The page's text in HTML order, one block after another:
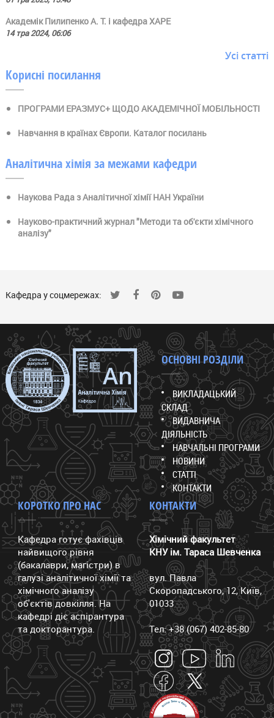
Академік Пилипенко А. Т. і кафедра ХАРЕ
14 тра 2024, 06:06
Усі статті
Корисні посилання
ПРОГРАМИ ЕРАЗМУС+ ЩОДО АКАДЕМІЧНОЇ МОБІЛЬНОСТІ
Навчання в країнах Європи. Каталог посилань
Аналітична хімія за межами кафедри
Наукова Рада з Аналітичної хімії НАН України
Науково-практичний журнал "Методи та об'єкти хімічного
аналізу"
Кафедра у соцмережах:
ОСНОВНІ РОЗДІЛИ
ВИКЛАДАЦЬКИЙ
СКЛАД
ВИДАВНИЧА
ДІЯЛЬНІСТЬ
НАВЧАЛЬНІ ПРОГРАМИ
НОВИНИ
СТАТТІ
КОНТАКТИ
КОРОТКО ПРО НАС
Кафедра готує фахівців
найвищого рівня
(бакалаври, магістри) в
галузі аналітичної хімії та
хімічного аналізу
об'єктів довкілля. На
кафедрі діє аспірантура
та докторантура.
КОНТАКТИ
Хімічний факультет
КНУ ім. Тараса Шевченка
вул. Павла
Скоропадського, 12, Київ,
01033
Тел: +38 (067) 402-85-80